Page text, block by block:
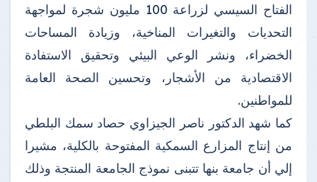
الفتاح السيسي لزراعة 100 مليون شجرة لمواجهة
التحديات والتغيرات المناخية، وزيادة المساحات
الخضراء، ونشر الوعي البيئي وتحقيق الاستفادة
الاقتصادية من الأشجار، وتحسين الصحة العامة
للمواطنين.
كما شهد الدكتور ناصر الجيزاوي حصاد سمك البلطي
من إنتاج المزارع السمكية المفتوحة بالكلية، مشيرا
إلي أن جامعة بنها تتبنى نموذج الجامعة المنتجة وذلك